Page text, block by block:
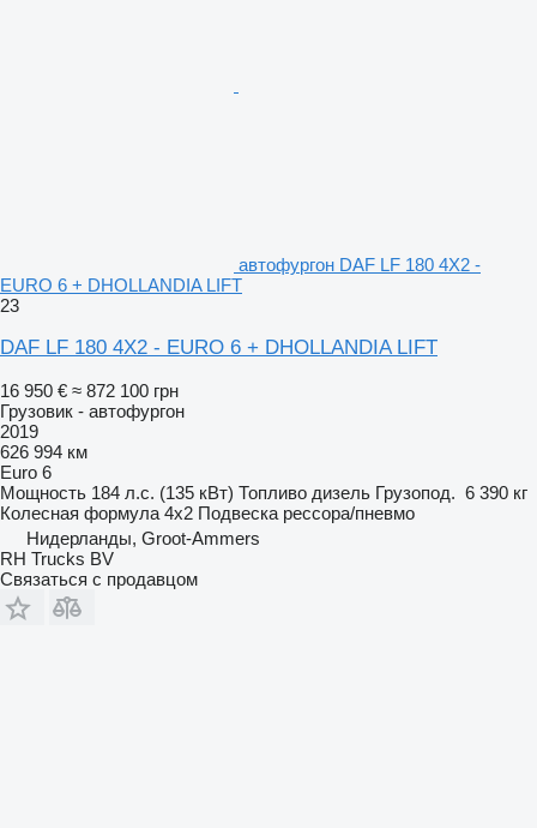
автофургон DAF LF 180 4X2 -
EURO 6 + DHOLLANDIA LIFT
23
DAF LF 180 4X2 - EURO 6 + DHOLLANDIA LIFT
16 950 € ≈ 872 100 грн
Грузовик - автофургон
2019
626 994 км
Euro 6
Мощность 184 л.с. (135 кВт) Топливо дизель Грузопод. 6 390 кг
Колесная формула 4x2 Подвеска рессора/пневмо
Нидерланды, Groot-Ammers
RH Trucks BV
Связаться с продавцом